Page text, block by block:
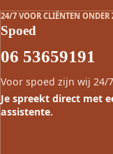
24/7 VOOR CLIËNTEN ONDER
Spoed
06 53659191
Voor spoed zijn wij 24/
Je spreekt direct met
assistente.